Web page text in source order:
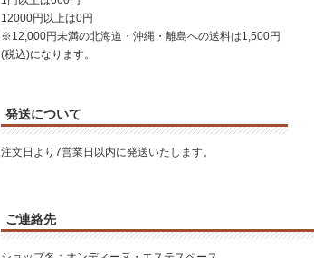
12000円以上は0円
※12,000円未満の北海道・沖縄・離島への送料は1,500円
(税込)になります。
発送について
注文日より7営業日以内に発送いたします。
ご連絡先